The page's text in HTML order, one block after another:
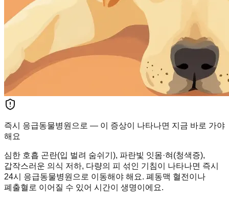
즉시 응급동물병원으로 — 이 증상이 나타나면 지금 바로 가야
해요
심한 호흡 곤란(입 벌려 숨쉬기), 파란빛 잇몸·혀(청색증),
갑작스러운 의식 저하, 다량의 피 섞인 기침이 나타나면 즉시
24시 응급동물병원으로 이동해야 해요. 폐동맥 혈전이나
폐출혈로 이어질 수 있어 시간이 생명이에요.